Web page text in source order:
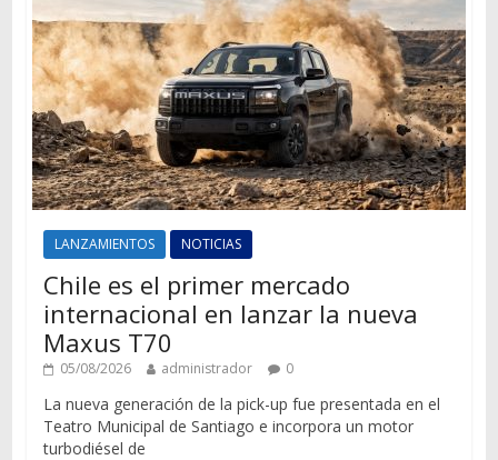
LANZAMIENTOS NOTICIAS
Chile es el primer mercado
internacional en lanzar la nueva
Maxus T70
05/08/2026 administrador 0
La nueva generación de la pick-up fue presentada en el
Teatro Municipal de Santiago e incorpora un motor
turbodiésel de